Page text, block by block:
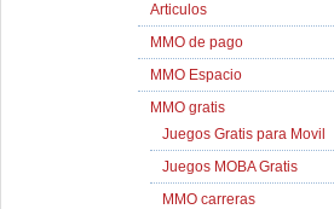
Articulos
MMO de pago
MMO Espacio
MMO gratis
Juegos Gratis para Movil
Juegos MOBA Gratis
MMO carreras